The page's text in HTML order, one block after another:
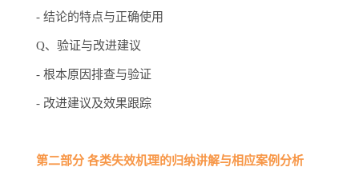
- 结论的特点与正确使用
Q、验证与改进建议
- 根本原因排查与验证
- 改进建议及效果跟踪
第二部分 各类失效机理的归纳讲解与相应案例分析